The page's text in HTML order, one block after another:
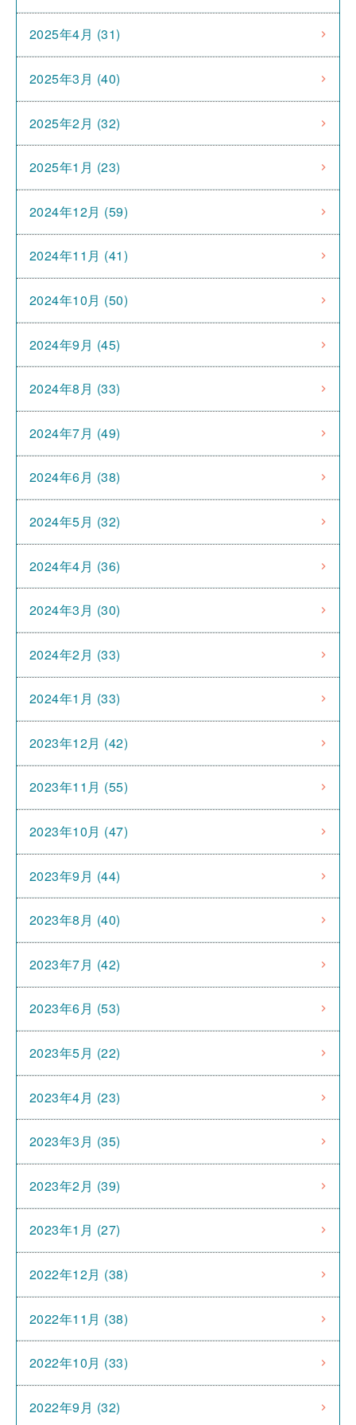
2025年4月 (31)
2025年3月 (40)
2025年2月 (32)
2025年1月 (23)
2024年12月 (59)
2024年11月 (41)
2024年10月 (50)
2024年9月 (45)
2024年8月 (33)
2024年7月 (49)
2024年6月 (38)
2024年5月 (32)
2024年4月 (36)
2024年3月 (30)
2024年2月 (33)
2024年1月 (33)
2023年12月 (42)
2023年11月 (55)
2023年10月 (47)
2023年9月 (44)
2023年8月 (40)
2023年7月 (42)
2023年6月 (53)
2023年5月 (22)
2023年4月 (23)
2023年3月 (35)
2023年2月 (39)
2023年1月 (27)
2022年12月 (38)
2022年11月 (38)
2022年10月 (33)
2022年9月 (32)